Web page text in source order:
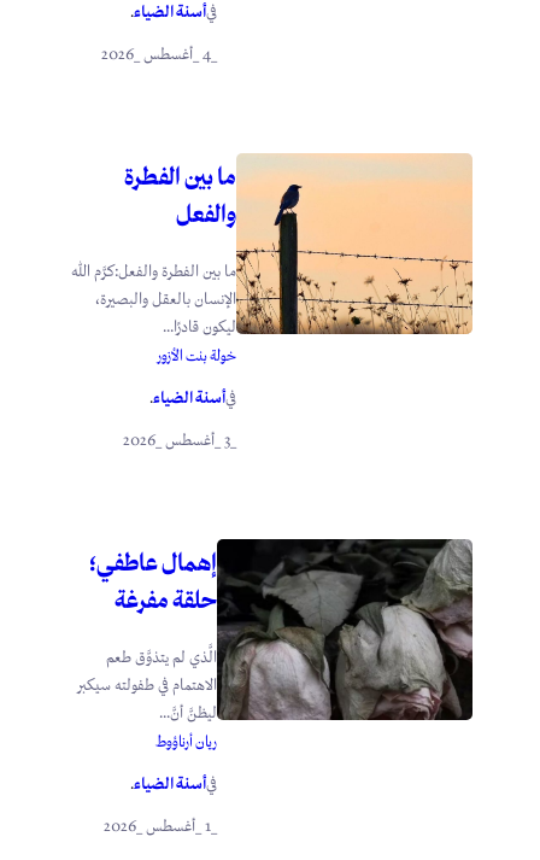
فيأسنة الضياء.
_4 _أغسطس _2026
ما بين الفطرة
والفعل
ما بين الفطرة والفعل:كرَّم الله
الإنسان بالعقل والبصيرة،
ليكون قادرًا...
خولة بنت الأزور
فيأسنة الضياء.
إهمال عاطفي؛
حلقة مفرغة
الَّذي لم يتذوَّق طعم
الاهتمام في طفولته سيكبر
ليظنَّ أنَّ...
ريان أرناؤوط
فيأسنة الضياء.
_1 _أغسطس _2026